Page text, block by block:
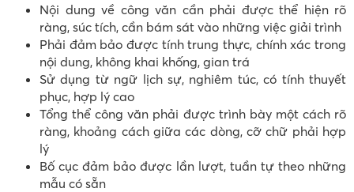
Nội dung về công văn cần phải được thể hiện rõ
ràng, súc tích, cần bám sát vào những việc giải trình
Phải đảm bảo được tính trung thực, chính xác trong
nội dung, không khai khống, gian trá
Sử dụng từ ngữ lịch sự, nghiêm túc, có tính thuyết
phục, hợp lý cao
Tổng thể công văn phải được trình bày một cách rõ
ràng, khoảng cách giữa các dòng, cỡ chữ phải hợp
lý
Bố cục đảm bảo được lần lượt, tuần tự theo những
mẫu có sẵn